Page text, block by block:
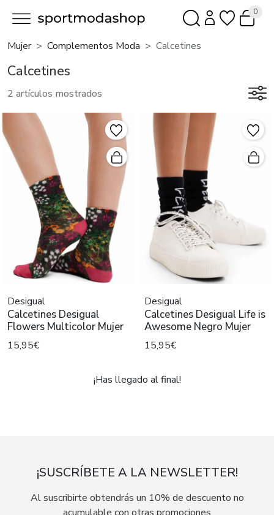
0
Mujer Complementos Moda Calcetines
Calcetines
2 artículos mostrados
Desigual
Calcetines Desigual
Flowers Multicolor Mujer
15,95€
Desigual
Calcetines Desigual Life is
Awesome Negro Mujer
15,95€
¡Has llegado al final!
¡SUSCRÍBETE A LA NEWSLETTER!
Al suscribirte obtendrás un 10% de descuento no